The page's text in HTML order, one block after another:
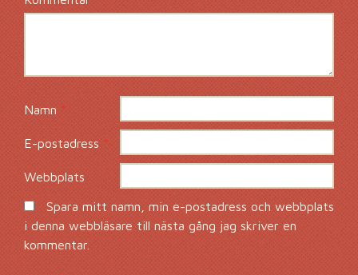
Namn *
E-postadress*
Webbplats
Spara mitt namn, min e-postadress och webbplats
i denna webbläsare till nästa gång jag skriver en
kommentar.